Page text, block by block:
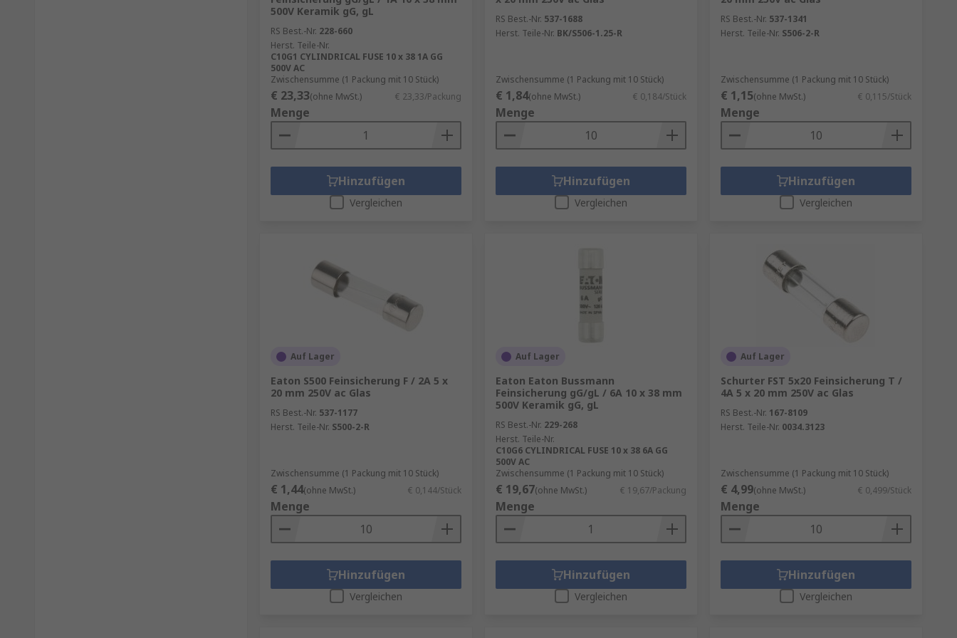
500V Keramik gG, gL
RS Best.-Nr. 228-660
Herst. Teile-Nr.
C10G1 CYLINDRICAL FUSE 10 x 38 1A GG
500V AC
Zwischensumme (1 Packung mit 10 Stück)
€ 23,33(ohne MwSt.) € 23,33/Packung
Menge
Hinzufügen
Vergleichen
RS Best.-Nr. 537-1688
Herst. Teile-Nr. BK/S506-1.25-R
Zwischensumme (1 Packung mit 10 Stück)
€ 1,84(ohne MwSt.) € 0,184/Stück
Menge
Hinzufügen
Vergleichen
RS Best.-Nr. 537-1341
Herst. Teile-Nr. S506-2-R
Zwischensumme (1 Packung mit 10 Stück)
€ 1,15(ohne MwSt.) € 0,115/Stück
Menge
Hinzufügen
Vergleichen
Auf Lager
Eaton S500 Feinsicherung F / 2A 5 x
20 mm 250V ac Glas
RS Best.-Nr. 537-1177
Herst. Teile-Nr. S500-2-R
Zwischensumme (1 Packung mit 10 Stück)
€ 1,44(ohne MwSt.) € 0,144/Stück
Menge
Hinzufügen
Vergleichen
Auf Lager
Eaton Eaton Bussmann
Feinsicherung gG/gL / 6A 10 x 38 mm
500V Keramik gG, gL
RS Best.-Nr. 229-268
Herst. Teile-Nr.
C10G6 CYLINDRICAL FUSE 10 x 38 6A GG
500V AC
Zwischensumme (1 Packung mit 10 Stück)
€ 19,67(ohne MwSt.) € 19,67/Packung
Menge
Hinzufügen
Vergleichen
Auf Lager
Schurter FST 5x20 Feinsicherung T /
4A 5 x 20 mm 250V ac Glas
RS Best.-Nr. 167-8109
Herst. Teile-Nr. 0034.3123
Zwischensumme (1 Packung mit 10 Stück)
€ 4,99(ohne MwSt.) € 0,499/Stück
Menge
Hinzufügen
Vergleichen